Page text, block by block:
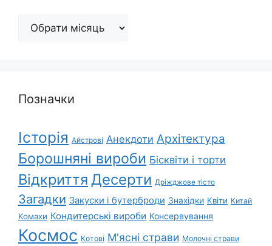
Архіви
Позначки
Історія Айстрові Анекдоти Архітектура
Борошняні вироби Бісквіти і торти
Відкриття Десерти Дріжджове тісто
Загадки Закуски і бутерброди Знахідки Квіти Китай
Комахи Кондитерські вироби Консервування
Космос Котові М'ясні страви Молочні страви